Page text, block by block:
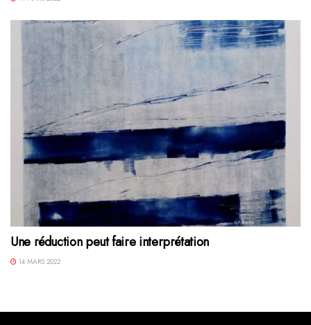
Une réduction peut faire interprétation
14 MARS 2022